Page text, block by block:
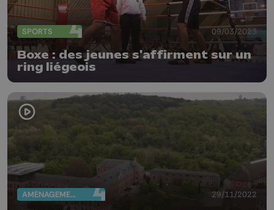
SPORTS 09/03/2023
Boxe : des jeunes s'affirment sur un
ring liégeois
AMÉNAGEMENT DU TERRITOIRE 29/11/2022